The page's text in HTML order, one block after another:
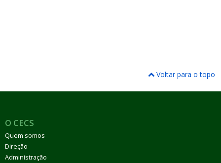
Voltar para o topo
O CECS
Quem somos
Direção
Administração